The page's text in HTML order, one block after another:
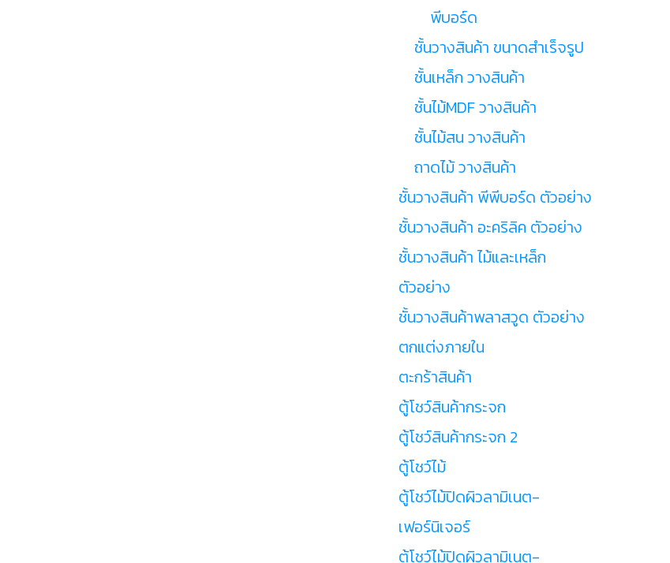
พีบอร์ด
ชั้นวางสินค้า ขนาดสำเร็จรูป
ชั้นเหล็ก วางสินค้า
ชั้นไม้MDF วางสินค้า
ชั้นไม้สน วางสินค้า
ถาดไม้ วางสินค้า
ชั้นวางสินค้า พีพีบอร์ด ตัวอย่าง
ชั้นวางสินค้า อะคริลิค ตัวอย่าง
ชั้นวางสินค้า ไม้และเหล็ก
ตัวอย่าง
ชั้นวางสินค้าพลาสวูด ตัวอย่าง
ตกแต่งภายใน
ตะกร้าสินค้า
ตู้โชว์สินค้ากระจก
ตู้โชว์สินค้ากระจก 2
ตู้โชว์ไม้
ตู้โชว์ไม้ปิดผิวลามิเนต-
เฟอร์นิเจอร์
ตู้โชว์ไม้ปิดผิวลามิเนต-